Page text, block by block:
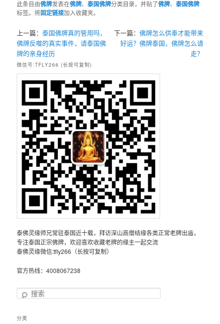
此条目由佛牌发表在佛牌、泰国佛牌分类目录，并贴了佛牌、泰国佛牌
标签。将固定链接加入收藏夹。
上一篇：泰国佛牌真的管用吗，
佛牌反噬的真实事件，请泰国佛
牌的亲身经历
下一篇： 佛牌怎么供奉才能带来
好运？佛牌泰国，佛牌怎么请
走？
微信号:TFLY266 (长按可复制)
泰佛灵缘师兄常驻泰国近十载，拜访深山高僧结缘各类正常老牌出庙，
专注泰国正宗佛牌，欢迎喜欢收藏老牌的缘主一起交流
泰佛灵缘微信:tfly266（长按可复制）
官方热线：4008067238
搜
分类